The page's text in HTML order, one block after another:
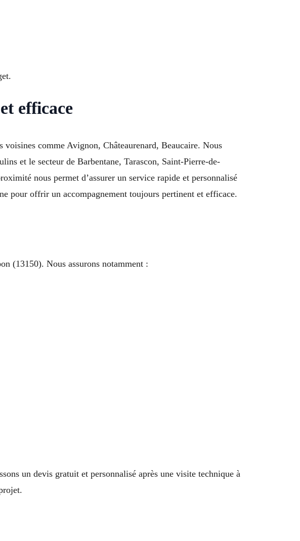
efficace
comme Avignon, Châteaurenard, Beaucaire. Nous
et le secteur de Barbentane, Tarascon, Saint-Pierre-de-
nous permet d’assurer un service rapide et personnalisé
pour offrir un accompagnement toujours pertinent et efficace.
(13150). Nous assurons notamment :
un devis gratuit et personnalisé après une visite technique à